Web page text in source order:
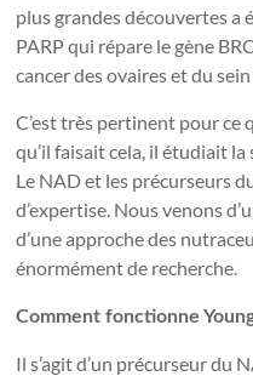
plus grandes découvertes a
PARP qui répare le gène
cancer des ovaires et du
C’est très pertinent pour ce
qu’il faisait cela, il étudiait
Le NAD et les précurseurs
d’expertise. Nous venons
d’une approche des
énormément de recherche.
Comment fonctionne
Il s’agit d’un précurseur du